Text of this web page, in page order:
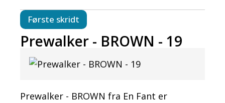
Første skridt
Prewalker - BROWN - 19
Prewalker - BROWN fra En Fant er